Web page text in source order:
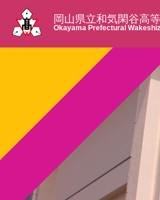
岡山県立和気閑谷高
Okayama Prefectural